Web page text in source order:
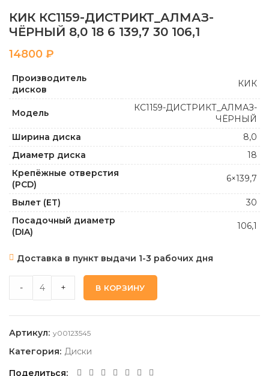
КИК КС1159-ДИСТРИКТ_АЛМАЗ-
ЧЁРНЫЙ 8,0 18 6 139,7 30 106,1
₽
Производитель
дисков
КИК
Модель
КС1159-ДИСТРИКТ_АЛМАЗ-
ЧЁРНЫЙ
Ширина диска
8,0
Диаметр диска
18
Крепёжные отверстия
(PCD)
6×139,7
Вылет (ET)
30
Посадочный диаметр
(DIA)
106,1
Доставка в пункт выдачи 1-3 рабочих дня
- + В КОРЗИНУ
Артикул: y00123545
Категория: Диски
Поделиться